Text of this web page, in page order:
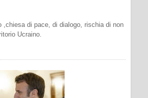
,chiesa di pace, di dialogo, rischia di non
Ucraino.